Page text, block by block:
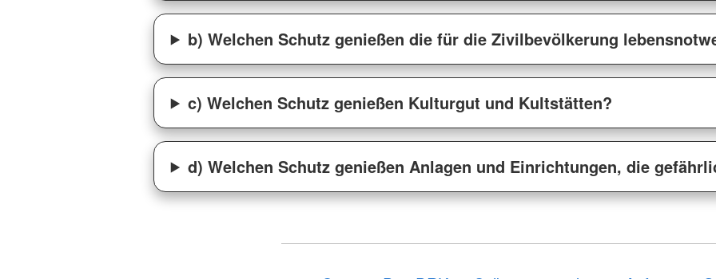
b) Welchen Schutz genießen die für die Zivilbevölkerung
c) Welchen Schutz genießen Kulturgut und Kultstätten?
d) Welchen Schutz genießen Anlagen und Einrichtungen, die